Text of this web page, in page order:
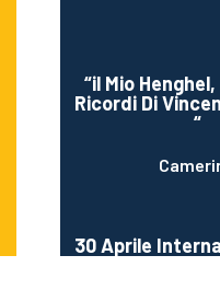
“il Mio
Ricordi Di
“
30 Aprile